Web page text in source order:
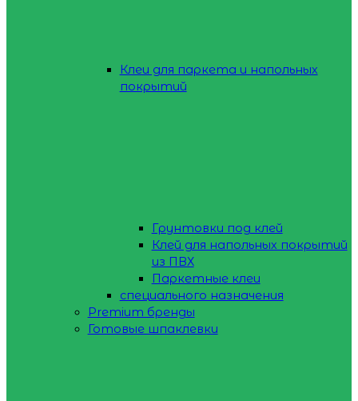
Клеи для паркета и напольных
покрытий
Грунтовки под клей
Клей для напольных покрытий
из ПВХ
Паркетные клеи
специального назначения
Premium бренды
Готовые шпаклевки